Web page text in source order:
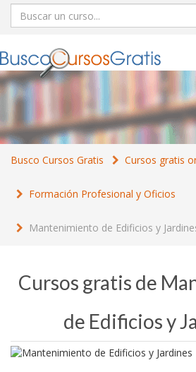
Busco Cursos Gratis Cursos gratis
Formación Profesional y Oficios
Mantenimiento de Edificios y
Cursos gratis de
de Edificios y